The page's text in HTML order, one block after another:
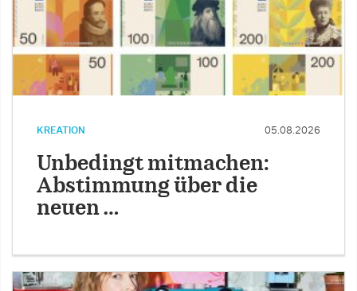
KREATION 05.08.2026
Unbedingt mitmachen:
Abstimmung über die
neuen …